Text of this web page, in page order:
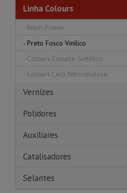
Linha Colours
- Wash Primer
- Preto Fosco Vinílico
- Colours Esmalte Sintético
- Colours Laca Nitrocelulose
Vernizes
Polidores
Auxiliares
Catalisadores
Selantes